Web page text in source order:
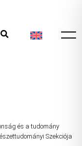
és a tudomány
Szekciója